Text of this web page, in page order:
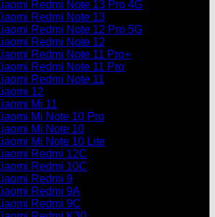
Redmi Note 13 Pro 4G
Redmi Note 13
Redmi Note 12 Pro 5G
Redmi Note 12
Redmi Note 11 Pro+
Redmi Note 11 Pro
Redmi Note 11
12
Mi 11
Mi Note 10 Pro
Mi Note 10
Mi Note 10 Lite
Redmi 12C
Redmi 10C
Redmi 9
Redmi 9A
Redmi 9C